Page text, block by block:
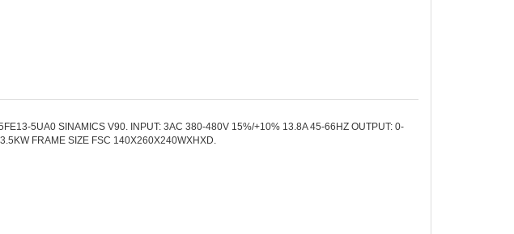
5UA0 SINAMICS V90. INPUT: 3AC 380-480V 15%/+10% 13.8A 45-66HZ OUTPUT: 0-
FRAME SIZE FSC 140X260X240WXHXD.